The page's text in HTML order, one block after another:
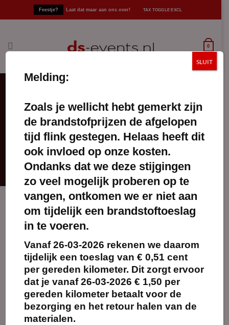
Feestje? Laat dat maar aan ons over!
0
Kop En Schotels
FILTERS TOEPASSEN
Maak
favoriet!
Bazar Theeglas (15
stuks)
Maak
favoriet!
Budget kop en
Melding:
Zoals je wellicht hebt gemerkt zijn
de brandstofprijzen de afgelopen
tijd flink gestegen. Helaas heeft dit
ook invloed op onze kosten.
Ondanks dat we deze stijgingen
zo veel mogelijk proberen op te
vangen, ontkomen we er niet aan
om tijdelijk een brandstoftoeslag
in te voeren.
Vanaf26-03-2026 rekenen we daarom
tijdelijk een toeslag van € 0,51 cent
per gereden kilometer. Dit zorgt ervoor
dat je vanaf 26-03-2026 € 1,50 per
gereden kilometer betaalt voor de
bezorging en het retour halen van de
materialen.
SLUIT